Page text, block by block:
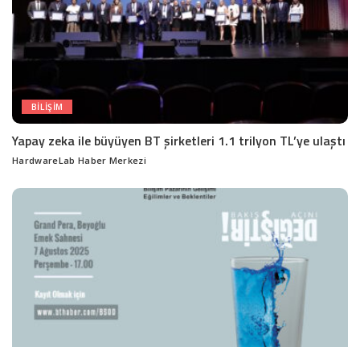
BILIŞIM
Yapay zeka ile büyüyen BT şirketleri 1.1 trilyon TL’ye ulaştı
Posted
HardwareLab Haber Merkezi